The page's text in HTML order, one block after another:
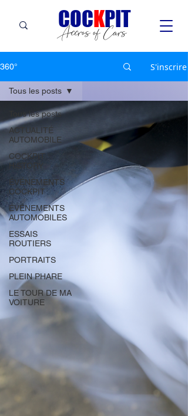
Accros of Cars
COCKPIT
360° S'inscrire
Tous les posts
ACTUALITÉ
AUTOMOBILE
COCKPIT
HiSTORY
ÉVÉNEMENTS
COCKPIT
ÉVÉNEMENTS
AUTOMOBILES
ESSAIS
ROUTIERS
PORTRAITS
PLEIN PHARE
LE TOUR DE MA
VOITURE
Tous les posts